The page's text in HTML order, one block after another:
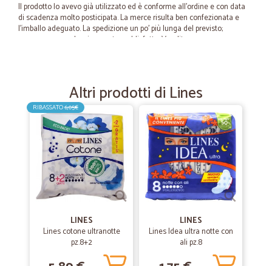
Il prodotto lo avevo già utilizzato ed è conforme all'ordine e con data
di scadenza molto posticipata. La merce risulta ben confezionata e
l'imballo adeguato. La spedizione un po' più lunga del previsto;
comunque complessivamente soddisfatto. Venditore promosso.
cortesia e puntualità nel servizio
cortesia e puntualità nel servizio
18/12/2020
—Trustpilot
Ottimo servizio!
È la prima volta che ordino su Cicalia. Devo dire che il risultato è
ottimo. Prodotti freschi arrivati presto. Da raccomandare. Bravi!
—Antonio C.
Tutto perfetto
Altri prodotti di Lines
RIBASSATO6,05€
LINES
Lines cotone ultranotte
pz.8+2
LINES
Lines Idea ultra notte con
ali pz.8